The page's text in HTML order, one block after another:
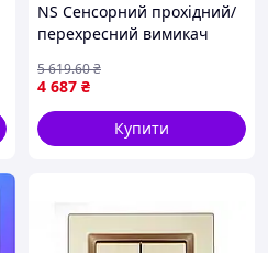
NS Сенсорний прохідний/
перехресний вимикач
Livolo чорний скло (VL-
C706S-12 Nes22/Q
4 687 ₴
5 619.60₴
Купити